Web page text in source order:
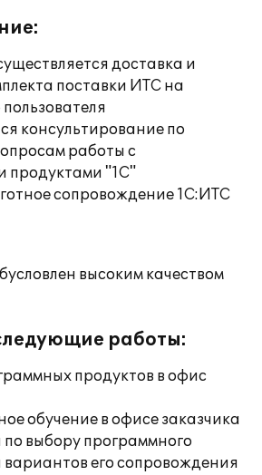
доставка и
поставки ИТС на
консультирование по
работы с
продуктами "1С"
сопровождение 1С:ИТС
высоким качеством
работы:
продуктов в офис
обучение в офисе заказчика
выбору программного
вариантов его сопровождения